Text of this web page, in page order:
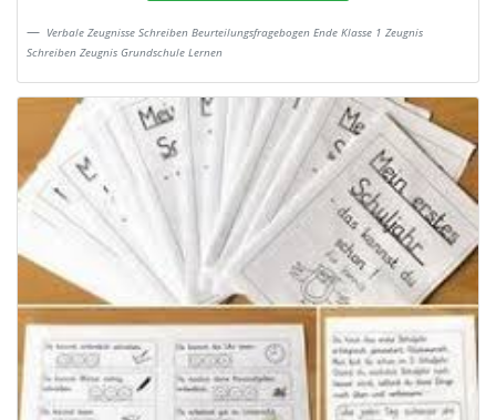
Verbale Zeugnisse Schreiben Beurteilungsfragebogen Ende Klasse 1 Zeugnis
Schreiben Zeugnis Grundschule Lernen